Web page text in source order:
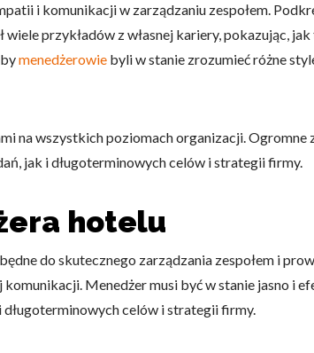
i komunikacji w zarządzaniu zespołem.
przykładów z własnej kariery, pokazując,
menedżerowie byli w stanie zrozumieć różne
na wszystkich poziomach organizacji. Ogromne
jak i długoterminowych celów i strategii firmy.
hotelu
do skutecznego zarządzania zespołem i
Menedżer musi być w stanie jasno i
długoterminowych celów i strategii firmy.